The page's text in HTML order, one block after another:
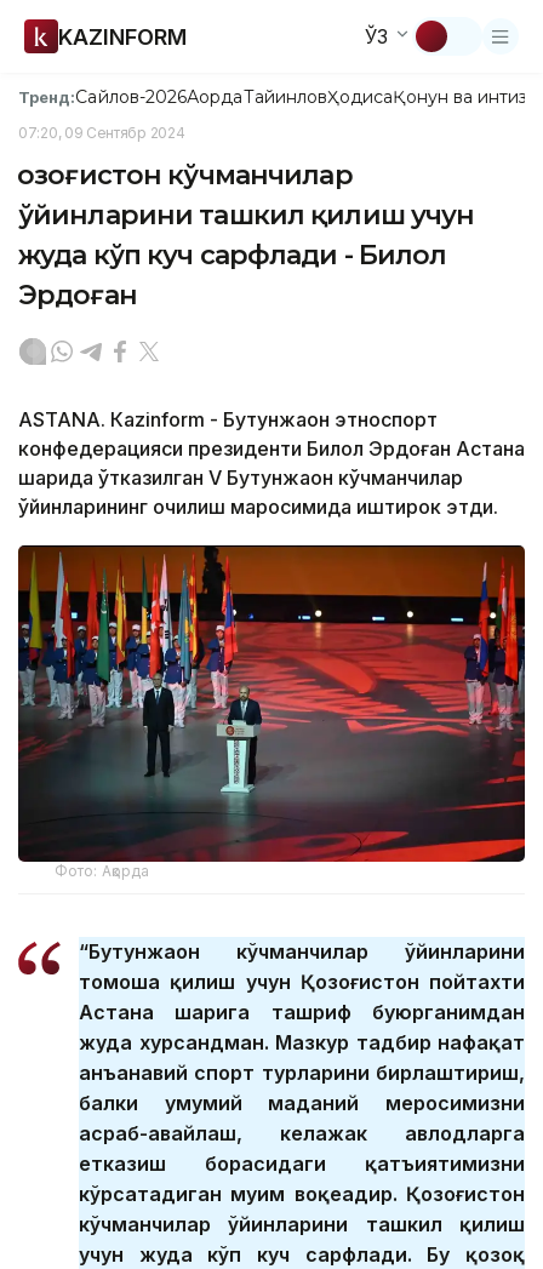
KAZINFORM ЎЗ
Тренд:Сайлов-2026АқордаТайинловҲодисаҚонун ва
07:20, 09 Сентябр 2024
Қозоғистон кўчманчилар
ўйинларини ташкил қилиш учун
жуда кўп куч сарфлади - Билол
Эрдоған
ASTANА. Кazinform - Бутунжаҳон этноспорт
конфедерацияси президенти Билол Эрдоған Астана
шаҳрида ўтказилган V Бутунжаҳон кўчманчилар
ўйинларининг очилиш маросимида иштирок этди.
Фото: Ақорда
“Бутунжаҳон кўчманчилар ўйинларини
томоша қилиш учун Қозоғистон пойтахти
Астана шаҳрига ташриф буюрганимдан
жуда хурсандман. Мазкур тадбир нафақат
анъанавий спорт турларини бирлаштириш,
балки умумий маданий меросимизни
асраб-авайлаш, келажак авлодларга
етказиш борасидаги қатъиятимизни
кўрсатадиган муҳим воқеадир. Қозоғистон
кўчманчилар ўйинларини ташкил қилиш
учун жуда кўп куч сарфлади. Бу қозоқ